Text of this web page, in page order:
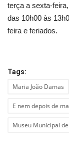
terça a sexta-
das 10h00 às
feira e feriados.
Tags:
Maria João Damas
E nem depois de
Museu Municipal